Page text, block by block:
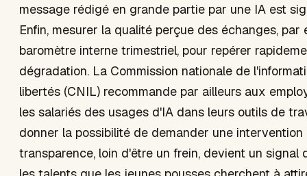
message rédigé en grande partie par une IA est
Enfin, mesurer la qualité perçue des échanges, par
baromètre interne trimestriel, pour repérer
dégradation. La Commission nationale de
libertés (CNIL) recommande par ailleurs aux
les salariés des usages d'IA dans leurs outils de
donner la possibilité de demander une intervention
transparence, loin d'être un frein, devient un signal